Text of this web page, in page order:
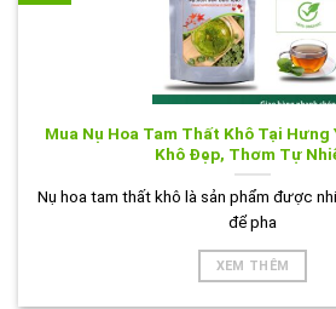
Mua Nụ Hoa Tam Thất Khô Tại Hưng
Khô Đẹp, Thơm Tự
Nụ hoa tam thất khô là sản phẩm được
để pha
XEM THÊM